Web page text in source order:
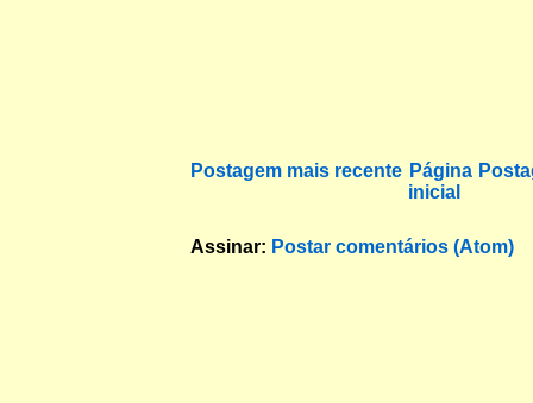
Postagem mais recente Página
inicial
Assinar: Postar comentários (Atom)